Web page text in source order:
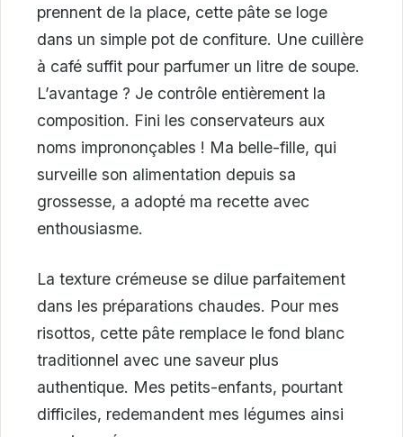
prennent de la place, cette pâte se loge
dans un simple pot de confiture. Une cuillère
à café suffit pour parfumer un litre de soupe.
L’avantage ? Je contrôle entièrement la
composition. Fini les conservateurs aux
noms imprononçables ! Ma belle-fille, qui
surveille son alimentation depuis sa
grossesse, a adopté ma recette avec
enthousiasme.
La texture crémeuse se dilue parfaitement
dans les préparations chaudes. Pour mes
risottos, cette pâte remplace le fond blanc
traditionnel avec une saveur plus
authentique. Mes petits-enfants, pourtant
difficiles, redemandent mes légumes ainsi